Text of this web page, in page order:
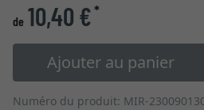
de 10,40 €*
Ajouter au panier
Numéro du produit: MIR-